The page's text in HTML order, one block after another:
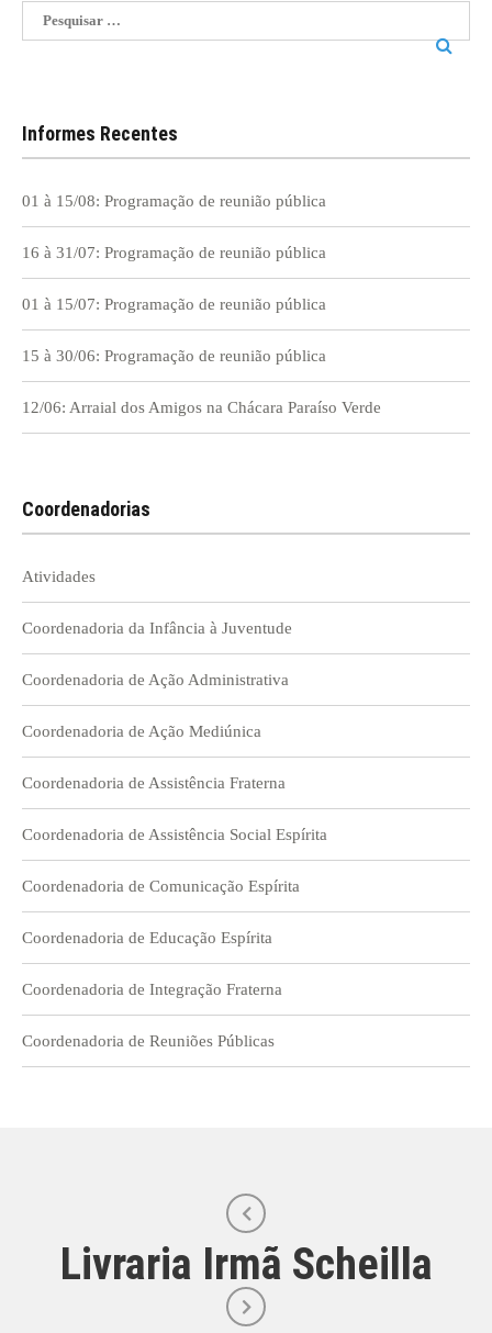
Pesquisar
por:
Informes Recentes
01 à 15/08: Programação de reunião pública
16 à 31/07: Programação de reunião pública
01 à 15/07: Programação de reunião pública
15 à 30/06: Programação de reunião pública
12/06: Arraial dos Amigos na Chácara Paraíso Verde
Coordenadorias
Atividades
Coordenadoria da Infância à Juventude
Coordenadoria de Ação Administrativa
Coordenadoria de Ação Mediúnica
Coordenadoria de Assistência Fraterna
Coordenadoria de Assistência Social Espírita
Coordenadoria de Comunicação Espírita
Coordenadoria de Educação Espírita
Coordenadoria de Integração Fraterna
Coordenadoria de Reuniões Públicas
Livraria Irmã Scheilla